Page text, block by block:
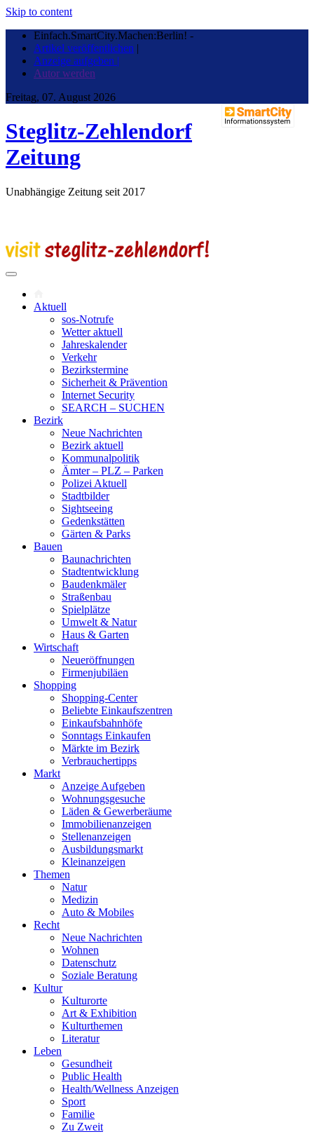
Skip to content
Einfach.SmartCity.Machen:Berlin! -
Artikel veröffentlichen |
Anzeige aufgeben |
Autor werden
Freitag, 07. August 2026
Steglitz-Zehlendorf
Zeitung
Unabhängige Zeitung seit 2017
Aktuell
sos-Notrufe
Wetter aktuell
Jahreskalender
Verkehr
Bezirkstermine
Sicherheit & Prävention
Internet Security
SEARCH – SUCHEN
Bezirk
Neue Nachrichten
Bezirk aktuell
Kommunalpolitik
Ämter – PLZ – Parken
Polizei Aktuell
Stadtbilder
Sightseeing
Gedenkstätten
Gärten & Parks
Bauen
Baunachrichten
Stadtentwicklung
Baudenkmäler
Straßenbau
Spielplätze
Umwelt & Natur
Haus & Garten
Wirtschaft
Neueröffnungen
Firmenjubiläen
Shopping
Shopping-Center
Beliebte Einkaufszentren
Einkaufsbahnhöfe
Sonntags Einkaufen
Märkte im Bezirk
Verbrauchertipps
Markt
Anzeige Aufgeben
Wohnungsgesuche
Läden & Gewerberäume
Immobilienanzeigen
Stellenanzeigen
Ausbildungsmarkt
Kleinanzeigen
Themen
Natur
Medizin
Auto & Mobiles
Recht
Neue Nachrichten
Wohnen
Datenschutz
Soziale Beratung
Kultur
Kulturorte
Art & Exhibition
Kulturthemen
Literatur
Leben
Gesundheit
Public Health
Health/Wellness Anzeigen
Sport
Familie
Zu Zweit